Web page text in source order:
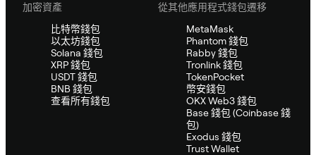
加密資產
比特幣錢包
以太坊錢包
Solana 錢包
XRP 錢包
USDT 錢包
BNB 錢包
查看所有錢包
從其他應用程式錢包遷移
MetaMask
Phantom 錢包
Rabby 錢包
Tronlink 錢包
TokenPocket
幣安錢包
OKX Web3 錢包
Base 錢包 (Coinbase 錢
包)
Exodus 錢包
Trust Wallet